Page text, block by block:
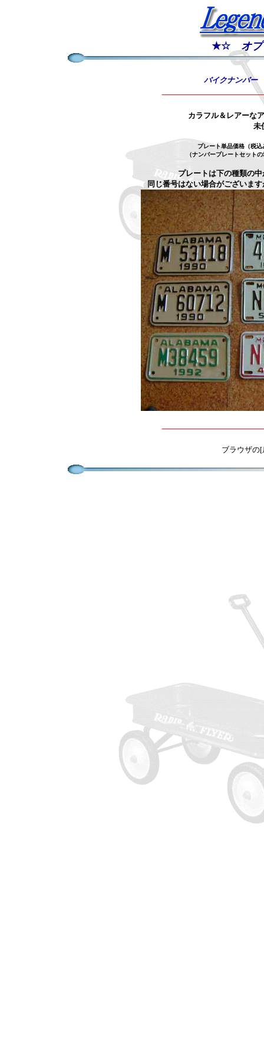
★☆ オ
バイクナンバー
カラフル＆レアーな
未
プレート単品
（ナンバープレートセット
プレートは下の種類の
同じ番号はない場合がございま
ブラウザの